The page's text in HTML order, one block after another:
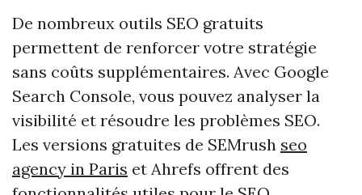
De nombreux outils SEO gratuits
permettent de renforcer votre stratégie
sans coûts supplémentaires. Avec Google
Search Console, vous pouvez analyser la
visibilité et résoudre les problèmes SEO.
Les versions gratuites de SEMrush seo
agency in Paris et Ahrefs offrent des